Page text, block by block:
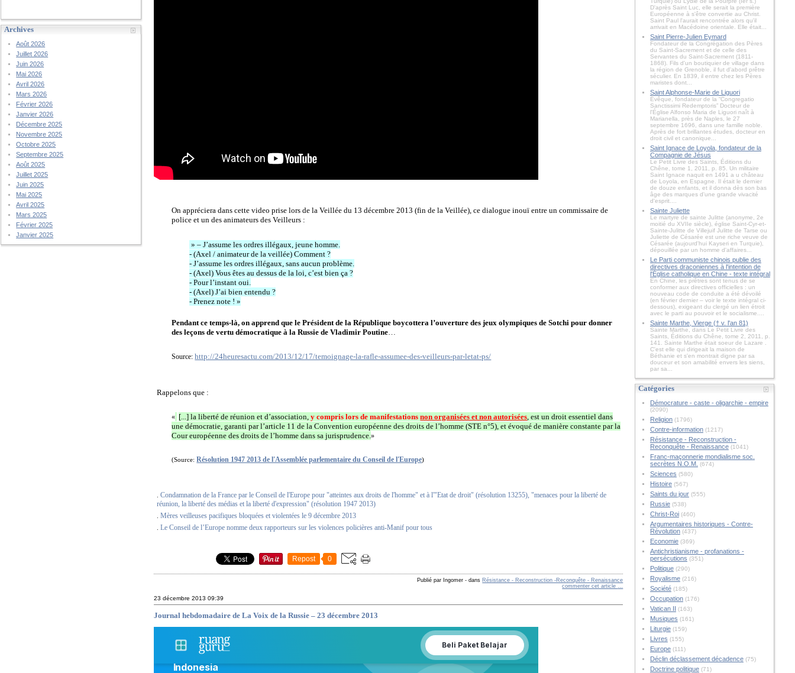
Archives
Août 2026
Juillet 2026
Juin 2026
Mai 2026
Avril 2026
Mars 2026
Février 2026
Janvier 2026
Décembre 2025
Novembre 2025
Octobre 2025
Septembre 2025
Août 2025
Juillet 2025
Juin 2025
Mai 2025
Avril 2025
Mars 2025
Février 2025
Janvier 2025
On appréciera dans cette video prise lors de la Veillée du 13 décembre 2013 (fin de la Veillée), ce dialogue inouï entre un commissaire de
police et un des animateurs des Veilleurs :
» – J’assume les ordres illégaux, jeune homme.
- (Axel / animateur de la veillée) Comment ?
- J’assume les ordres illégaux, sans aucun problème.
- (Axel) Vous êtes au dessus de la loi, c’est bien ça ?
- Pour l’instant oui.
- (Axel) J’ai bien entendu ?
- Prenez note ! »
Pendant ce temps-là, on apprend que le Président de la République boycottera l’ouverture des jeux olympiques de Sotchi pour donner
des leçons de vertu démocratique à la Russie de Vladimir Poutine
Source:http://24heuresactu.com/2013/12/17/temoignage-la-rafle-assumee-des-veilleurs-par-letat-ps/
Rappelons que :
« [...] la liberté de réunion et d’association,y compris lors de manifestationsnon organisées et non autorisées , est un droit essentiel dans
une démocratie, garanti par l’article 11 de la Convention européenne des droits de l’homme (STE n°5), et évoqué de manière constante par la
Cour européenne des droits de l’homme dans sa jurisprudence.»
(Source: Résolution 1947 2013 de l'Assemblée parlementaire du Conseil de l'Europe)
.Condamnation de la France par le Conseil de l'Europe pour "atteintes aux droits de l'homme" et à l'"Etat de droit" (résolution 13255), "menaces pour la liberté de
réunion, la liberté des médias et la liberté d'expression" (résolution 1947 2013)
Mères veilleuses pacifiques bloquées et violentées le 9 décembre 2013
Le Conseil de l’Europe nomme deux rapporteurs sur les violences policières anti-Manif pour tous
Repost 0
Publié par Ingomer - dans Résistance - Reconstruction -Reconquête - Renaissance
commenter cet article
23 décembre 2013 09:39
Journal hebdomadaire de La Voix de la Russie – 23 décembre 2013
D'après Saint Luc, elle serait la première
Européenne à s'être convertie au Christ.
Saint Paul l'aurait rencontrée alors qu'il
arrivait en Macédoine orientale. Elle était...
Saint Pierre-Julien Eymard
Fondateur de la Congrégation des Pères
du Saint-Sacrement et de celle des
Servantes du Saint-Sacrement (1811-
1868). Fils d'un boutiquier de village dans
la région de Grenoble, il fut d'abord prêtre
séculier. En 1839, il entre chez les Pères
maristes dont...
Saint Alphonse-Marie de Liguori
Évêque, fondateur de la “Congregatio
Sanctissimi Redemptoris” Docteur de
l'Église Alfonso Maria de Liguori naît à
Marianella, près de Naples, le 27
septembre 1696, dans une famille noble.
Après de fort brillantes études, docteur en
droit civil et canonique...
Saint Ignace de Loyola, fondateur de la
Compagnie de Jésus
Le Petit Livre des Saints, Éditions du
Chêne, tome 1, 2011, p. 85. Un militaire
Saint Ignace naquit en 1491 a u château
de Loyola, en Espagne. Il était le dernier
de douze enfants, et il donna dès son bas
âge des marques d'une grande vivacité
d'esprit....
Sainte Juliette
Le martyre de sainte Julitte (anonyme, 2e
moitié du XVIIe siècle), église Saint-Cyr-et-
Sainte-Julitte de Villejuif Julitte de Tarse ou
Juliette de Césarée est une riche veuve de
Césarée (aujourd'hui Kayseri en Turquie),
dépouillée par un homme d'affaires...
Le Parti communiste chinois publie des
directives draconiennes à l'intention de
l'Église catholique en Chine - texte intégral
En Chine, les prêtres sont tenus de se
conformer aux directives officielles : un
nouveau code de conduite a été dévoilé
(en février dernier – voir le texte intégral ci-
dessous), exigeant du clergé un lien étroit
avec le parti au pouvoir et le socialisme....
Sainte Marthe, Vierge († v. l'an 81)
Sainte Marthe, dans Le Petit Livre des
Saints, Éditions du Chêne, tome 2, 2011, p.
141. Sainte Marthe était soeur de Lazare .
C'est elle qui dirigeait la maison de
Béthanie et s'en montrait digne par sa
douceur et son amabilité envers les siens,
par sa...
Catégories
Démocrature - caste - oligarchie - empire
(2090)
Religion(1796)
Contre-information(1217)
Résistance - Reconstruction -
Reconquête - Renaissance(1041)
Franc-maçonnerie mondialisme soc.
secrètes N.O.M. (674)
Sciences (580)
Histoire(567)
Saints du jour(555)
Russie(538)
Christ-Roi(460)
Argumentaires historiques - Contre-
Révolution(437)
Economie(369)
Antichristianisme - profanations -
persécutions (351)
Politique(290)
Royalisme(216)
Société(185)
Occupation(176)
Vatican II (163)
Musiques (161)
Liturgie(159)
Livres (155)
Europe(111)
Déclin déclassement décadence(75)
Doctrine politique(71)